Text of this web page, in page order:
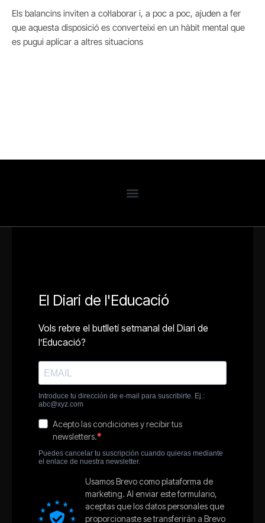
Els balancins inviten a col·laborar i, a poc a poc, ajuden a fer
que aquesta disposició es converteixi en un hàbit mental que
es pugui aplicar a altres situacions